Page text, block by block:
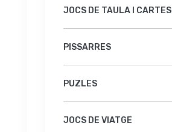
JOCS DE TAULA I CARTES
PISSARRES
PUZLES
JOCS DE VIATGE